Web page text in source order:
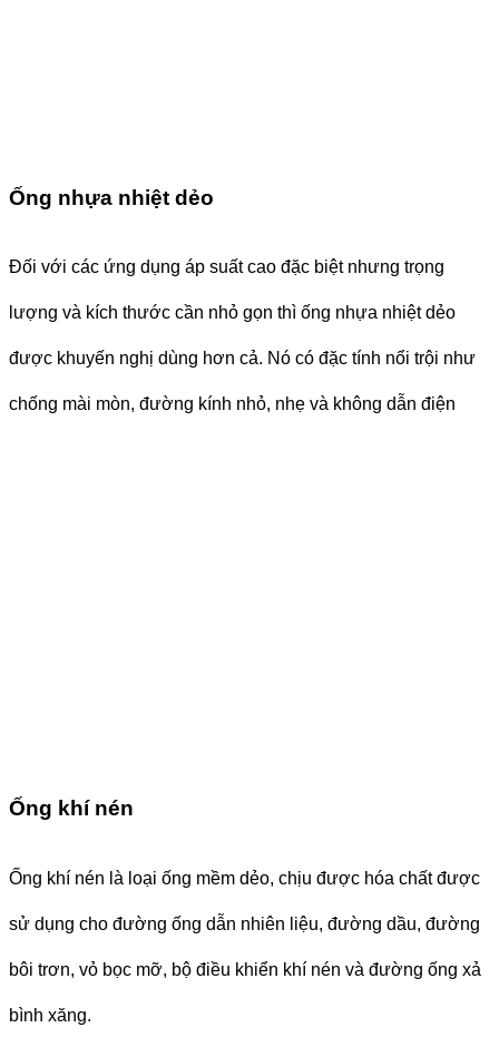
Ống nhựa nhiệt dẻo
Đối với các ứng dụng áp suất cao đặc biệt nhưng trọng
lượng và kích thước cần nhỏ gọn thì ống nhựa nhiệt dẻo
được khuyến nghị dùng hơn cả. Nó có đặc tính nổi trội như
chống mài mòn, đường kính nhỏ, nhẹ và không dẫn điện
Ống khí nén
Ống khí nén là loại ống mềm dẻo, chịu được hóa chất được
sử dụng cho đường ống dẫn nhiên liệu, đường dầu, đường
bôi trơn, vỏ bọc mỡ, bộ điều khiển khí nén và đường ống xả
bình xăng.